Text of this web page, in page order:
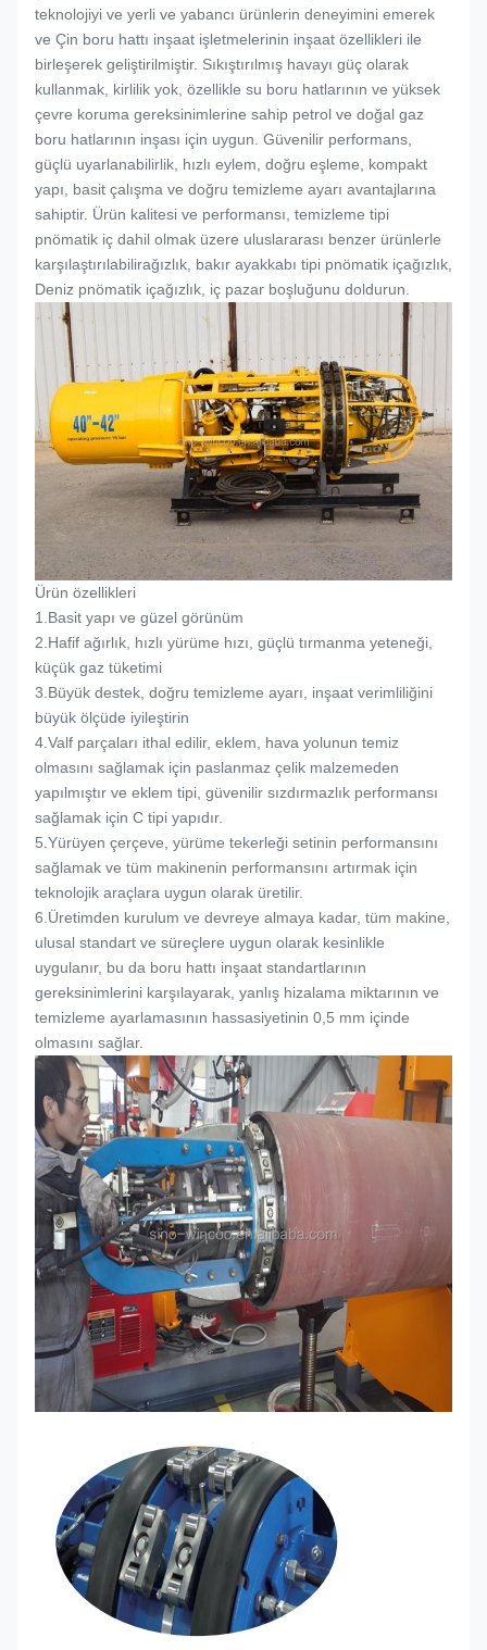
teknolojiyi ve yerli ve yabancı ürünlerin deneyimini emerek
ve Çin boru hattı inşaat işletmelerinin inşaat özellikleri ile
birleşerek geliştirilmiştir. Sıkıştırılmış havayı güç olarak
kullanmak, kirlilik yok, özellikle su boru hatlarının ve yüksek
çevre koruma gereksinimlerine sahip petrol ve doğal gaz
boru hatlarının inşası için uygun. Güvenilir performans,
güçlü uyarlanabilirlik, hızlı eylem, doğru eşleme, kompakt
yapı, basit çalışma ve doğru temizleme ayarı avantajlarına
sahiptir. Ürün kalitesi ve performansı, temizleme tipi
pnömatik iç dahil olmak üzere uluslararası benzer ürünlerle
karşılaştırılabilirağızlık, bakır ayakkabı tipi pnömatik içağızlık,
Deniz pnömatik içağızlık, iç pazar boşluğunu doldurun.
Ürün özellikleri
1. Basit yapı ve güzel görünüm
2. Hafif ağırlık, hızlı yürüme hızı, güçlü tırmanma yeteneği,
küçük gaz tüketimi
3. Büyük destek, doğru temizleme ayarı, inşaat verimliliğini
büyük ölçüde iyileştirin
4. Valf parçaları ithal edilir, eklem, hava yolunun temiz
olmasını sağlamak için paslanmaz çelik malzemeden
yapılmıştır ve eklem tipi, güvenilir sızdırmazlık performansı
sağlamak için C tipi yapıdır.
5. Yürüyen çerçeve, yürüme tekerleği setinin performansını
sağlamak ve tüm makinenin performansını artırmak için
teknolojik araçlara uygun olarak üretilir.
6. Üretimden kurulum ve devreye almaya kadar, tüm makine,
ulusal standart ve süreçlere uygun olarak kesinlikle
uygulanır, bu da boru hattı inşaat standartlarının
gereksinimlerini karşılayarak, yanlış hizalama miktarının ve
temizleme ayarlamasının hassasiyetinin 0,5 mm içinde
olmasını sağlar.